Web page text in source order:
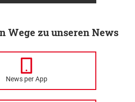
Wege zu unseren News
News per App